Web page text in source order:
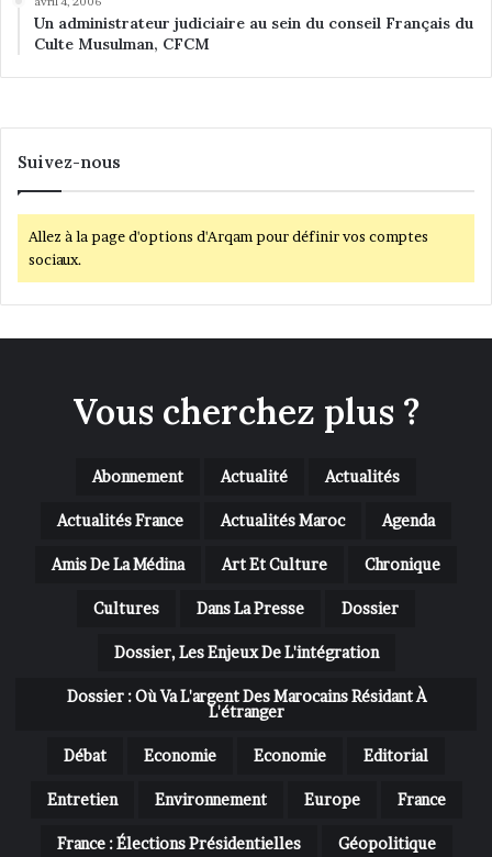
Un administrateur judiciaire au sein du conseil Français du
Culte Musulman, CFCM
Suivez-nous
Allez à la page d'options d'Arqam pour définir vos comptes
sociaux.
Vous cherchez plus ?
Abonnement Actualité Actualités
Actualités France Actualités Maroc Agenda
Amis De La Médina Art Et Culture Chronique
Cultures Dans La Presse Dossier
Dossier, Les Enjeux De L'intégration
Dossier : Où Va L'argent Des Marocains Résidant À
L'étranger
Débat Economie Economie Editorial
Entretien Environnement Europe France
France : Élections Présidentielles Géopolitique